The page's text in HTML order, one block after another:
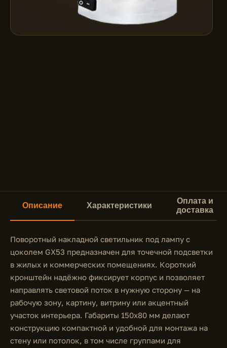
Описание Характеристики
Оплата и
доставка
Поворотный накладной светильник под лампу с
цоколем GX53 предназначен для точечной подсветки
в жилых и коммерческих помещениях. Короткий
кронштейн надёжно фиксирует корпус и позволяет
направлять световой поток в нужную сторону — на
рабочую зону, картину, витрину или акцентный
участок интерьера. Габариты 150х80 мм делают
конструкцию компактной и удобной для монтажа на
стену или потолок, в том числе группами для